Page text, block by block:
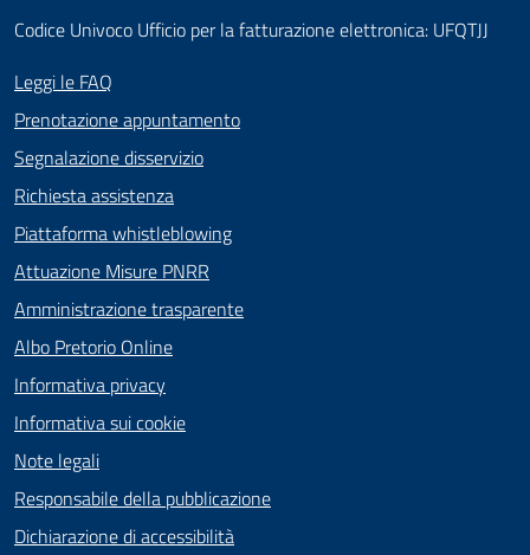
Codice Univoco Ufficio per la fatturazione elettronica: UFQTJJ
Leggi le FAQ
Prenotazione appuntamento
Segnalazione disservizio
Richiesta assistenza
Piattaforma whistleblowing
Attuazione Misure PNRR
Amministrazione trasparente
Albo Pretorio Online
Informativa privacy
Informativa sui cookie
Note legali
Responsabile della pubblicazione
Dichiarazione di accessibilità